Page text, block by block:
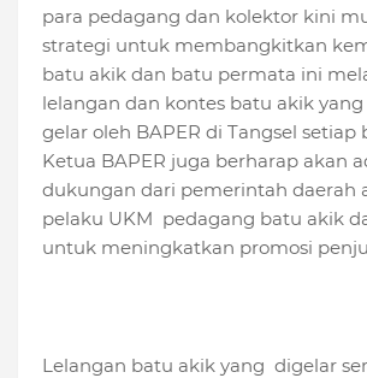
para pedagang dan kolektor kini
strategi untuk membangkitkan
batu akik dan batu permata ini
lelangan dan kontes batu akik
gelar oleh BAPER di Tangsel setiap
Ketua BAPER juga berharap akan
dukungan dari pemerintah daerah
pelaku UKM pedagang batu akik
untuk meningkatkan promosi
Lelangan batu akik yang digelar